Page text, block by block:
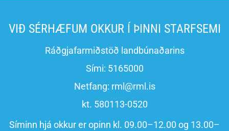
VIÐ SÉRHÆFUM OKKUR Í ÞINNI STARFSEMI
Ráðgjafarmiðstöð landbúnaðarins
Sími: 5165000
Netfang: rml@rml.is
kt. 580113-0520
Síminn hjá okkur er opinn kl. 09.00–12.00 og 13.00–